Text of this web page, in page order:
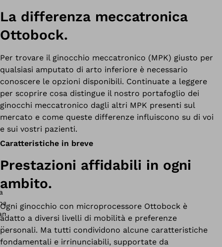
La differenza meccatronica
Ottobock.
Per trovare il ginocchio meccatronico (MPK) giusto per
qualsiasi amputato di arto inferiore è necessario
conoscere le opzioni disponibili. Continuate a leggere
per scoprire cosa distingue il nostro portafoglio dei
ginocchi meccatronico dagli altri MPK presenti sul
mercato e come queste differenze influiscono su di voi
e sui vostri pazienti.
Caratteristiche in breve
Prestazioni affidabili in ogni
ambito.
Ogni ginocchio con microprocessore Ottobock è
adatto a diversi livelli di mobilità e preferenze
personali. Ma tutti condividono alcune caratteristiche
fondamentali e irrinunciabili, supportate da